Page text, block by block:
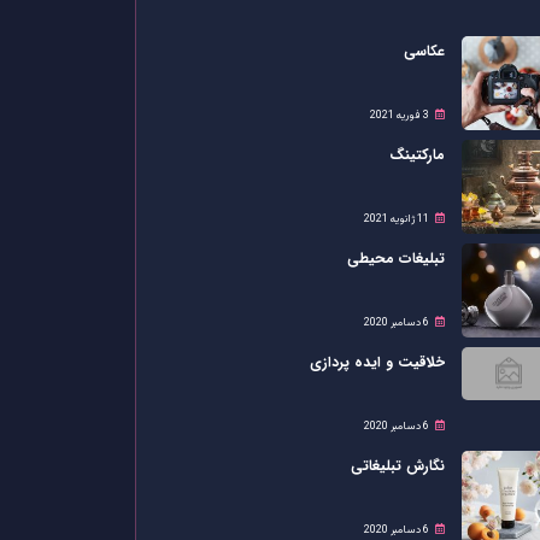
عکاسی
3 فوریه 2021
مارکتینگ
11 ژانویه 2021
تبلیغات محیطی
6 دسامبر 2020
خلاقیت و ایده پردازی
6 دسامبر 2020
نگارش تبلیغاتی
6 دسامبر 2020